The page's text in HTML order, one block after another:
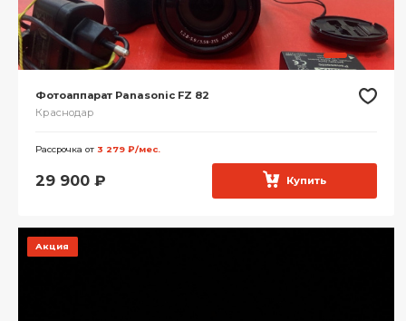
Фотоаппарат Panasonic FZ 82
Краснодар
Рассрочка от 3 279 ₽/мес.
29 900 ₽ Купить
Акция